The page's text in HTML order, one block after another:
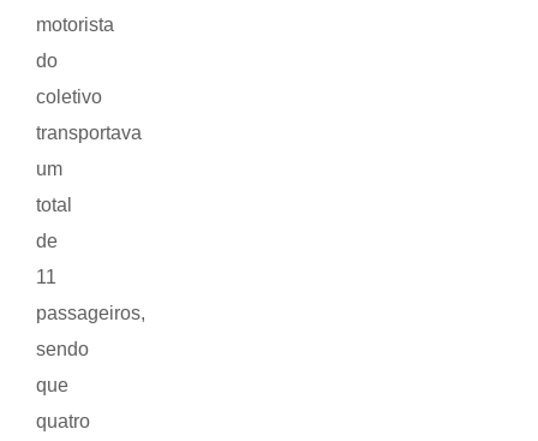
motorista
do
coletivo
transportava
um
total
de
11
passageiros,
sendo
que
quatro